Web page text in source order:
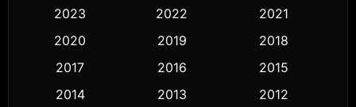
Classic หนังคลาสสิก (50)
Comedy ตลก (451)
2023
2022
2021
2020
2019
2018
2017
2016
2015
2014
2013
2012